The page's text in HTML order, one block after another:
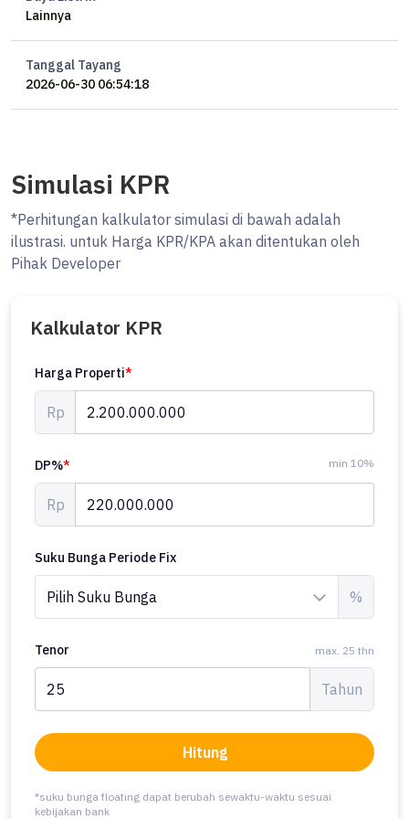
Hubungi Hp+WA
Jimmy San
Di user Profile
Lainnya
Tanggal Tayang
2026-06-30 06:54:18
Simulasi KPR
*Perhitungan kalkulator simulasi di bawah adalah
ilustrasi. untuk Harga KPR/KPA akan ditentukan oleh
Pihak Developer
Kalkulator KPR
Harga Properti*
Rp
DP%* min 10%
Rp
Suku Bunga Periode Fix
%
Tenor max. 25 thn
Tahun
Hitung
*suku bunga floating dapat berubah sewaktu-waktu sesuai
kebijakan bank